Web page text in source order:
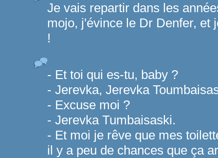
Je vais repartir dans les
mojo, j'évince le Dr Denfer, et
!
- Et toi qui es-tu, baby ?
- Jerevka, Jerevka
- Excuse moi ?
- Jerevka Tumbaisaski.
- Et moi je rêve que mes
il y a peu de chances que ça